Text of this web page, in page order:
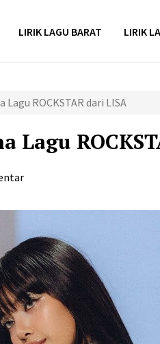
LIRIK LAGU BARAT LIRIK
ROCKSTAR dari LISA